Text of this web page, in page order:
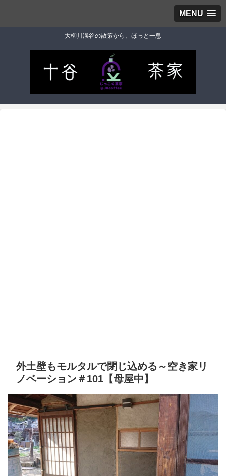
MENU
大柳川渓谷の散策から、ほっと一息
外土壁もモルタルで閉じ込める～空き家リ
ノベーション＃101【母屋中】